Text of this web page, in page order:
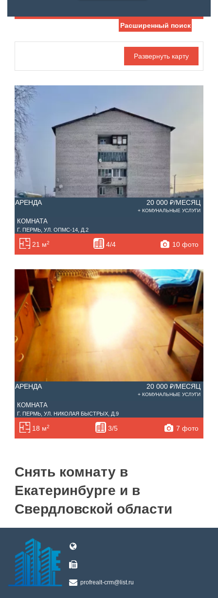
Санузел
Балконов
Этажность
Не первый
Не последний
Мебель
Стиральная машина
Расширенный поиск
АРЕНДА 20 000 ₽/МЕСЯЦ
+ КОМУНАЛЬНЫЕ УСЛУГИ
КОМНАТА
Г. ПЕРМЬ, УЛ. ОПМС-14, Д.2
21 м2 4/4 10 фото
АРЕНДА 20 000 ₽/МЕСЯЦ
+ КОМУНАЛЬНЫЕ УСЛУГИ
КОМНАТА
Г. ПЕРМЬ, УЛ. НИКОЛАЯ БЫСТРЫХ, Д.9
18 м2 3/5 7 фото
Снять комнату в
Екатеринбурге и в
Свердловской области
profrealt-crm@list.ru